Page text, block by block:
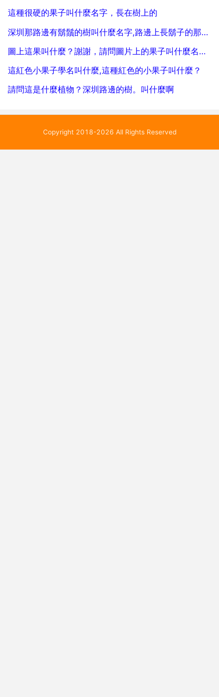
這種很硬的果子叫什麼名字，長在樹上的
深圳那路邊有鬍鬚的樹叫什麼名字,路邊上長鬍子的那種樹叫什麼名字？
圖上這果叫什麼？謝謝，請問圖片上的果子叫什麼名字？
這紅色小果子學名叫什麼,這種紅色的小果子叫什麼？
請問這是什麼植物？深圳路邊的樹。叫什麼啊
Copyright 2018-2026 All Rights Reserved